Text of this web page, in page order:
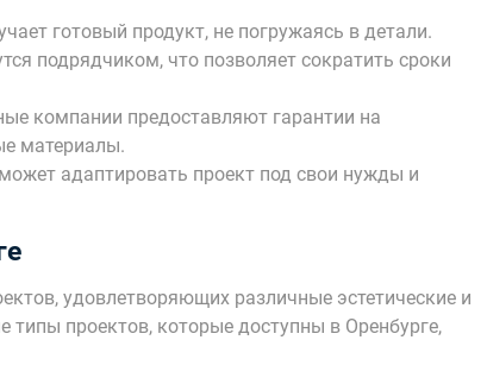
готовый продукт, не погружаясь в детали.
подрядчиком, что позволяет сократить сроки
компании предоставляют гарантии на
материалы.
адаптировать проект под свои нужды и
удовлетворяющих различные эстетические и
проектов, которые доступны в Оренбурге,